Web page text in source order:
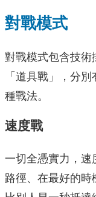
對戰模式
對戰模式包含技術
「道具戰」，分
種戰法。
速度戰
一切全憑實力，速
路徑、在最好的時